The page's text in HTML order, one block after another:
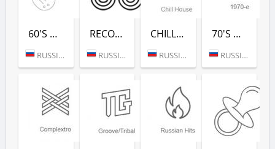
60'S DANCE (РАДИО РЕКОРД)
RUSSIA (MOSCOW)
RECORD 80-Х (РАДИО РЕКОРД)
RUSSIA (MOSCOW)
CHILL HOUSE (РАДИО РЕКОРД)
RUSSIA (MOSCOW)
70'S DANCE (РАДИО РЕКОРД)
RUSSIA (MOSCOW)